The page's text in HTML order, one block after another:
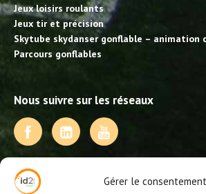
Gérer le consentement
Jeux loisirs roulants
Jeux tir et précision
Skytube skydanser gonflable – animation
Parcours gonflables
Nous suivre sur les réseaux
NOS PRESTATIONS